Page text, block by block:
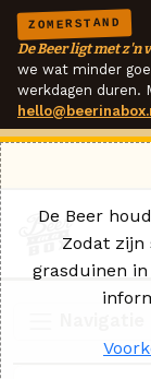
ZOMERSTAND
De Beer ligt met z'n
we wat minder
werkdagen duren.
De Beer
Zodat
grasduinen